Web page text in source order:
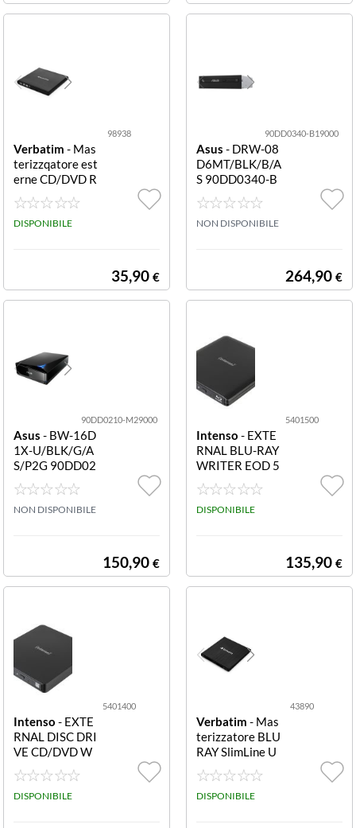
98938
Verbatim - Mas
terizzqatore est
erne CD/DVD R
EWRITER DVD
USB EXT SLIM
NERO 98938 D
DISPONIBILE
35,90 €
90DD0340-B19000
Asus - DRW-08
D6MT/BLK/B/A
S 90DD0340-B
19000
NON DISPONIBILE
264,90 €
90DD0210-M29000
Asus - BW-16D
1X-U/BLK/G/A
S/P2G 90DD02
10-M29000
NON DISPONIBILE
150,90 €
5401500
Intenso - EXTE
RNAL BLU-RAY
WRITER EOD 5
00BD 5401500
Intenso Externa
l Disc Drive Blu-
DISPONIBILE
135,90 €
5401400
Intenso - EXTE
RNAL DISC DRI
VE CD/DVD W
RITER 540140
0 Intenso Exter
nal Disc Drive C
DISPONIBILE
43890
Verbatim - Mas
terizzatore BLU
RAY SlimLine U
SB 3.2 MOBILE
BLU-RAY REW
RITER 3.0 4389
DISPONIBILE